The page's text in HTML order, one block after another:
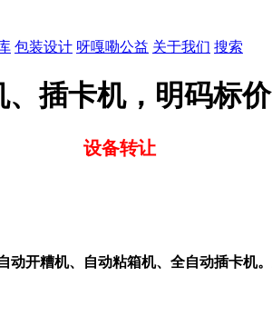
包装设计 呀嘎嘞公益 关于我们 搜索
插卡机，明码标价
设备转让
开糟机、自动粘箱机、全自动插卡机。